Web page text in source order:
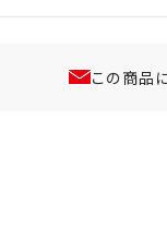
この商品